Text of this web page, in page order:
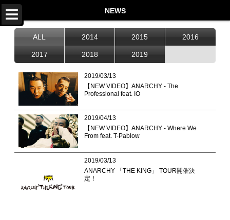
NEWS
ALL 2014 2015 2016
2017 2018 2019
2019/03/13
【NEW VIDEO】ANARCHY - The
Professional feat. IO
2019/04/13
【NEW VIDEO】ANARCHY - Where We
From feat. T-Pablow
2019/03/13
ANARCHY 「THE KING」 TOUR開催決
定！
NEWS
VIDEO
PROFILE
STORE
Twitter
LINE